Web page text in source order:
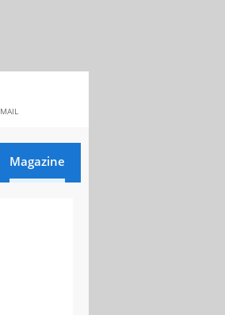
MAIL
Magazine